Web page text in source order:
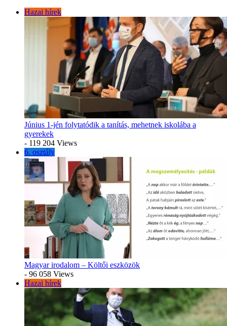
Hazai hírek
Június 1-jén folytatódik a tanítás, mehetnek iskolába a
gyerekek
- 119 204 Views
6. osztály
Magyar irodalom – Költői eszközök
- 96 058 Views
Hazai hírek